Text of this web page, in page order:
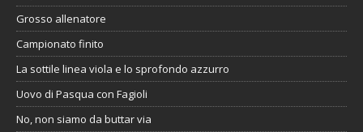
Grosso allenatore
Campionato finito
La sottile linea viola e lo sprofondo azzurro
Uovo di Pasqua con Fagioli
No, non siamo da buttar via